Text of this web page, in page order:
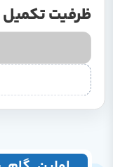
ظرفیت تکمیل